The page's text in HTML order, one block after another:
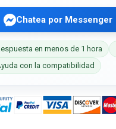
Chatea por Messenger
en menos de 1 hora
con la compatibilidad